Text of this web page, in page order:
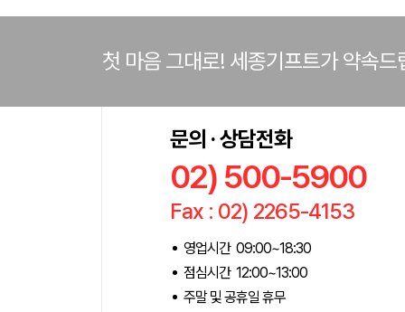
첫 마음 그대로! 세종기프트가 약속드
문의 · 상담전화
02) 500-5900
Fax : 02) 2265-4153
영업시간 09:00~18:30
점심시간 12:00~13:00
주말 및 공휴일 휴무